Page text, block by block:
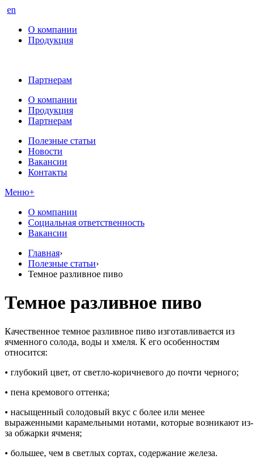
en
О компании
Продукция
Партнерам
О компании
Продукция
Партнерам
Полезные статьи
Новости
Вакансии
Контакты
Меню+
О компании
Социальная ответственность
Вакансии
Главная›
Полезные статьи›
Темное разливное пиво
Темное разливное пиво
Качественное темное разливное пиво изготавливается из
ячменного солода, воды и хмеля. К его особенностям
относится:
• глубокий цвет, от светло-коричневого до почти черного;
• пена кремового оттенка;
• насыщенный солодовый вкус с более или менее
выраженными карамельными нотами, которые возникают из-
за обжарки ячменя;
• большее, чем в светлых сортах, содержание железа.